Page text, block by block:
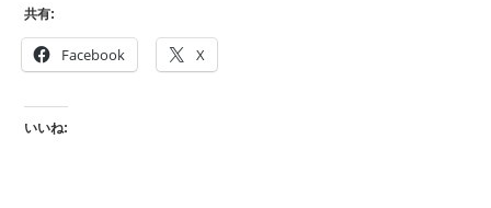
共有:
Facebook X
いいね: